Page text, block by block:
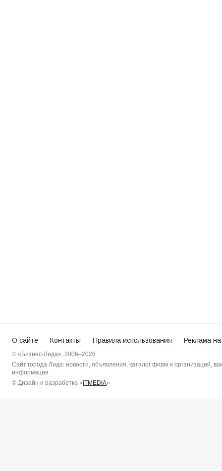
О сайте Контакты Правила использования Реклама
© «Бизнес-Лида», 2006–2026
Сайт города Лида: новости, объявления, каталог фирм и организаций,
информация.
© Дизайн и разработка «ITMEDIA»